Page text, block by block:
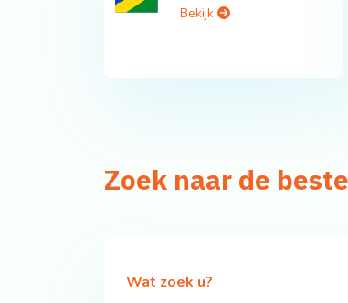
Bekijk
Zoek naar de
Wat zoek u?